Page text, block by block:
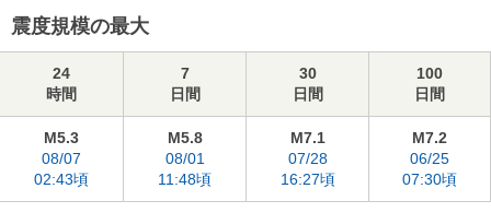
震度規模の最大
24
時間
7
日間
30
日間
100
日間
M5.3
08/07
02:43頃
M5.8
08/01
11:48頃
M7.1
07/28
16:27頃
M7.2
06/25
07:30頃